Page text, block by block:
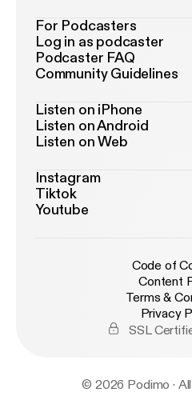
For Podcasters
Log in as podcaster
Podcaster FAQ
Community Guidelines
Listen on iPhone
Listen on Android
Listen on Web
Instagram
Tiktok
Youtube
Code of
Content
Terms &
Privacy
SSL
© 2026 Podimo ·